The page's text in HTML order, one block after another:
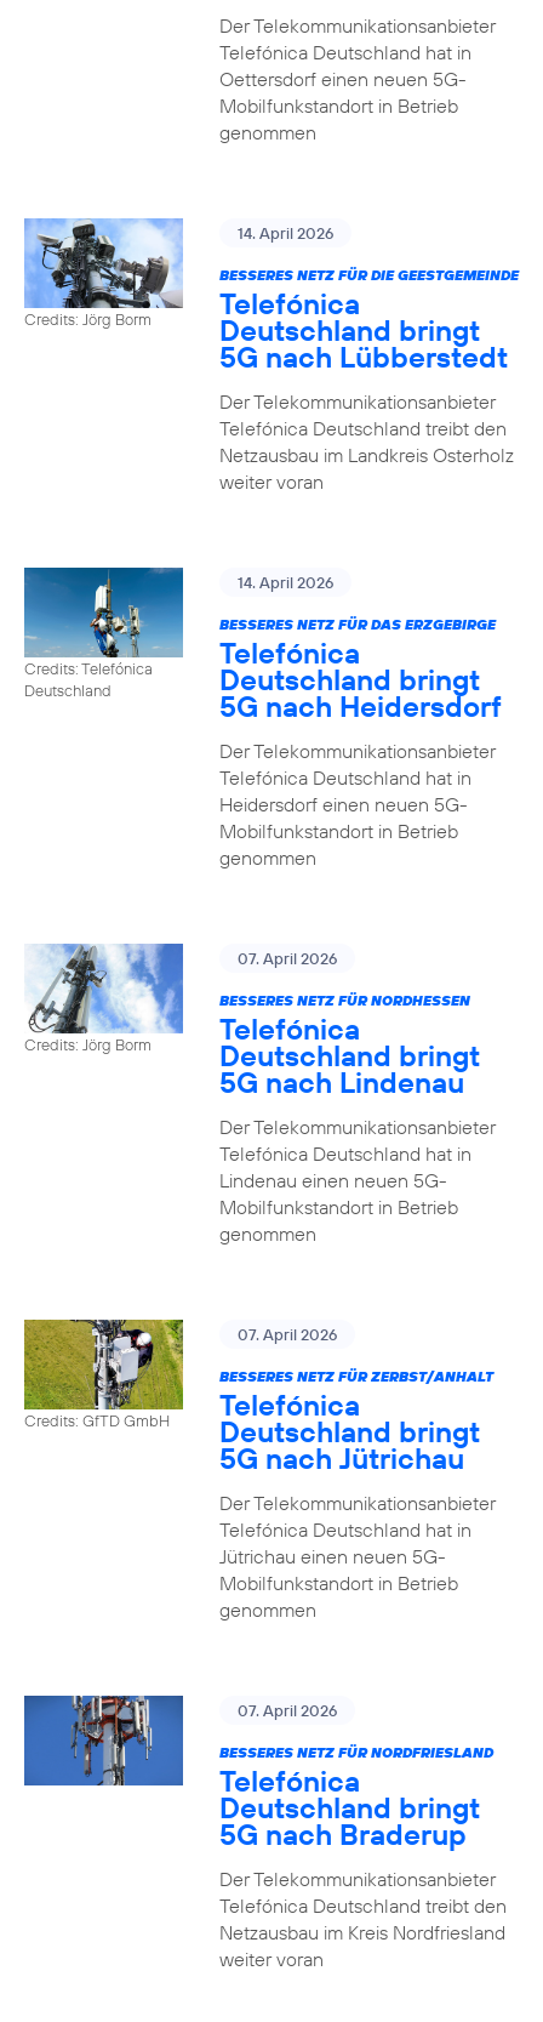
Der Telekommunikationsanbieter
Telefónica Deutschland hat in
Oettersdorf einen neuen 5G-
Mobilfunkstandort in Betrieb
genommen
Credits: Jörg Borm
14. April 2026
BESSERES NETZ FÜR DIE GEESTGEMEINDE
Telefónica
Deutschland bringt
5G nach Lübberstedt
Der Telekommunikationsanbieter
Telefónica Deutschland treibt den
Netzausbau im Landkreis Osterholz
weiter voran
Credits: Telefónica
Deutschland
14. April 2026
BESSERES NETZ FÜR DAS ERZGEBIRGE
Telefónica
Deutschland bringt
5G nach Heidersdorf
Der Telekommunikationsanbieter
Telefónica Deutschland hat in
Heidersdorf einen neuen 5G-
Mobilfunkstandort in Betrieb
genommen
Credits: Jörg Borm
07. April 2026
BESSERES NETZ FÜR NORDHESSEN
Telefónica
Deutschland bringt
5G nach Lindenau
Der Telekommunikationsanbieter
Telefónica Deutschland hat in
Lindenau einen neuen 5G-
Mobilfunkstandort in Betrieb
genommen
Credits: GfTD GmbH
07. April 2026
BESSERES NETZ FÜR ZERBST/ANHALT
Telefónica
Deutschland bringt
5G nach Jütrichau
Der Telekommunikationsanbieter
Telefónica Deutschland hat in
Jütrichau einen neuen 5G-
Mobilfunkstandort in Betrieb
genommen
07. April 2026
BESSERES NETZ FÜR NORDFRIESLAND
Telefónica
Deutschland bringt
5G nach Braderup
Der Telekommunikationsanbieter
Telefónica Deutschland treibt den
Netzausbau im Kreis Nordfriesland
weiter voran